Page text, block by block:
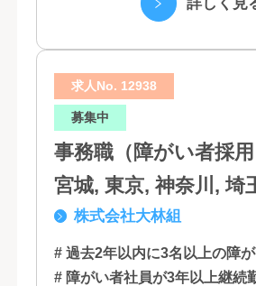
求人No. 12938
募集中
事務職（障がい者採用） 北海
宮城, 東京, 神奈川, 埼
知, 大阪, 京都, 兵庫, 広
福岡
株式会社大林組
# 過去2年以内に3名以上の障
# 障がい者社員が3年以上継続